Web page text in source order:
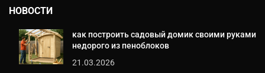
НОВОСТИ
как построить садовый домик своими руками
недорого из пеноблоков
21.03.2026